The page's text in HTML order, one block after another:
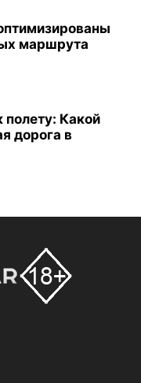
маршрута
Какой
дорога в